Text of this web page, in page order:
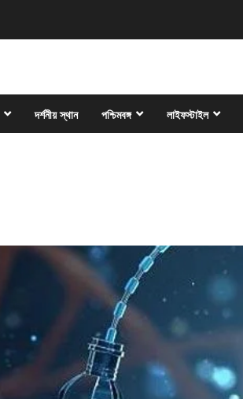
দর্শনীয় স্থান পশ্চিমবঙ্গ লাইফস্টাইল